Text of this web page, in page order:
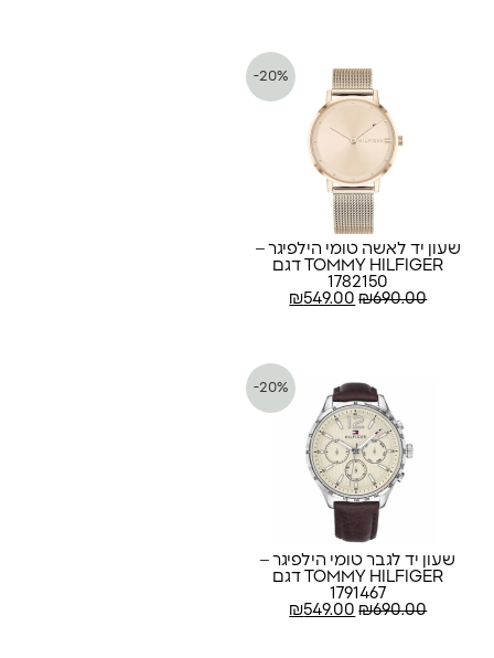
שעון יד לאשה טומי הילפיגר –
TOMMY HILFIGER דגם
1782150
₪690.00
₪549.00
-20%
שעון יד לגבר טומי הילפיגר –
TOMMY HILFIGER דגם
1791467
₪690.00
₪549.00
-20%